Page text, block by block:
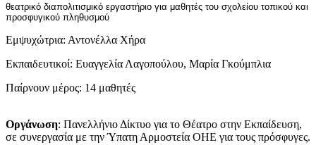
θεατρικό διαπολιτισμικό εργαστήριο για μαθητές του σχολείου τοπικού και
προσφυγικού πληθυσμού
Εμψυχώτρια: Αντονέλλα Χήρα
Εκπαιδευτικοί: Ευαγγελία Λαγοπούλου, Μαρία Γκούμπλια
Παίρνουν μέρος: 14 μαθητές
Οργάνωση: Πανελλήνιο Δίκτυο για το Θέατρο στην Εκπαίδευση,
σε συνεργασία με την Ύπατη Αρμοστεία ΟΗΕ για τους πρόσφυγες.